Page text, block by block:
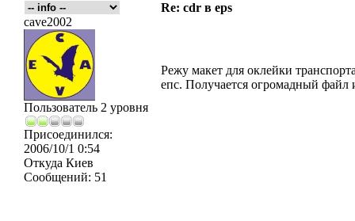
Re: cdr в eps
cave2002
Пользователь 2 уровня
Присоединился:
2006/10/1 0:54
Откуда Киев
Сообщений: 51
Режу макет для оклейки
епс. Получается огромадный файл